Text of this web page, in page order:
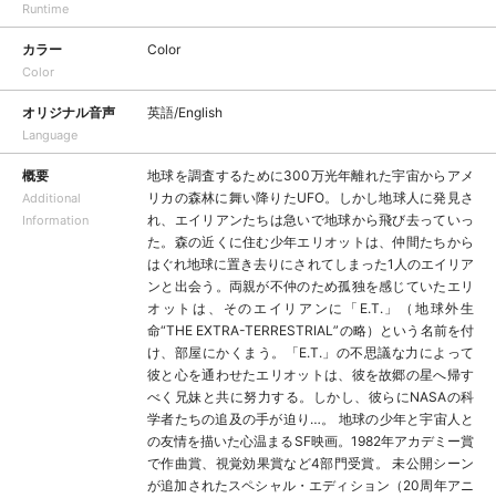
Runtime
カラー
Color
Color
オリジナル音声
Language
英語/English
概要
Additional
Information
地球を調査するために300万光年離れた宇宙からアメ
リカの森林に舞い降りたUFO。しかし地球人に発見さ
れ、エイリアンたちは急いで地球から飛び去っていっ
た。森の近くに住む少年エリオットは、仲間たちから
はぐれ地球に置き去りにされてしまった1人のエイリア
ンと出会う。両親が不仲のため孤独を感じていたエリ
オットは、そのエイリアンに「E.T.」（地球外生
命“THE EXTRA-TERRESTRIAL”の略）という名前を付
け、部屋にかくまう。「E.T.」の不思議な力によって
彼と心を通わせたエリオットは、彼を故郷の星へ帰す
べく兄妹と共に努力する。しかし、彼らにNASAの科
学者たちの追及の手が迫り…。 地球の少年と宇宙人と
の友情を描いた心温まるSF映画。1982年アカデミー賞
で作曲賞、視覚効果賞など4部門受賞。 未公開シーン
が追加されたスペシャル・エディション（20周年アニ